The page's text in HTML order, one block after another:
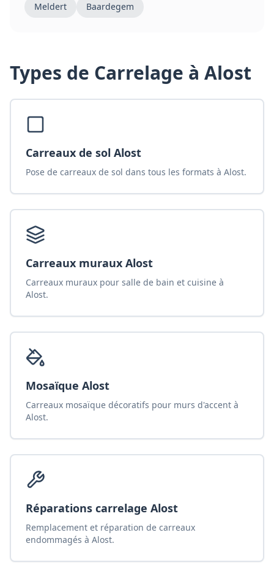
Meldert
Baardegem
Types de Carrelage à Alost
Carreaux de sol Alost
Pose de carreaux de sol dans tous les formats à Alost.
Carreaux muraux Alost
Carreaux muraux pour salle de bain et cuisine à
Alost.
Mosaïque Alost
Carreaux mosaïque décoratifs pour murs d'accent à
Alost.
Réparations carrelage Alost
Remplacement et réparation de carreaux
endommagés à Alost.